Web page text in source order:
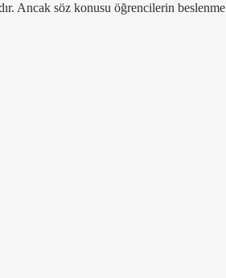
Ancak söz konusu öğrencilerin beslenme